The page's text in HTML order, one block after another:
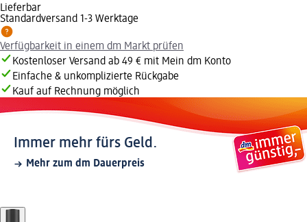
Lieferbar
Standardversand 1-3 Werktage
Verfügbarkeit in einem dm Markt prüfen
Kostenloser Versand ab 49 € mit Mein dm Konto
Einfache & unkomplizierte Rückgabe
Kauf auf Rechnung möglich
Immer mehr fürs Geld.
Mehr zum dm Dauerpreis